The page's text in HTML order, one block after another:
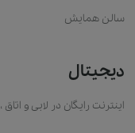
سالن همایش
دیجیتال
اینترنت رایگان در لابی و اتاق ،